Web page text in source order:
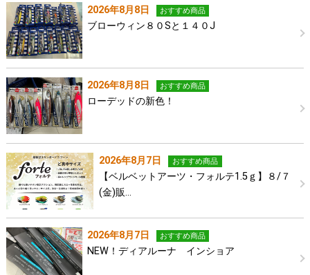
2026年8月8日 おすすめ商品
ブローウィン８０Sと１４０J
2026年8月8日 おすすめ商品
ローデッドの新色！
2026年8月7日 おすすめ商品
【ベルベットアーツ・フォルテ1.5ｇ】８/７
(金)販…
2026年8月7日 おすすめ商品
NEW！ディアルーナ インショア